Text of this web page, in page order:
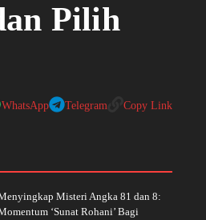
Pilih
WhatsApp Telegram Copy Link
Misteri Angka 81 dan 8:
‘Sunat Rohani’ Bagi